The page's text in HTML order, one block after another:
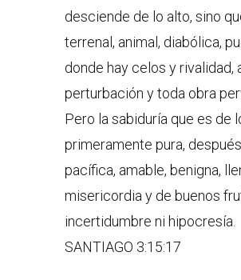
desciende de lo alto, sino
terrenal, animal, diabólica,
donde hay celos y rivalidad,
perturbación y toda obra
Pero la sabiduría que es de
primeramente pura, después
pacífica, amable, benigna,
misericordia y de buenos
incertidumbre ni hipocresía.
SANTIAGO 3:15:17